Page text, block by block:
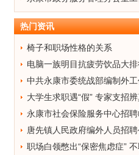
热门资讯
椅子和职场性格的关系
电脑一族明目抗疲劳饮品大
中共永康市委统战部编制外
大学生求职遇“假” 专家支招
永康市社会保险服务中心招
唐先镇人民政府编外人员招
职场白领憋出“保密焦虑症”